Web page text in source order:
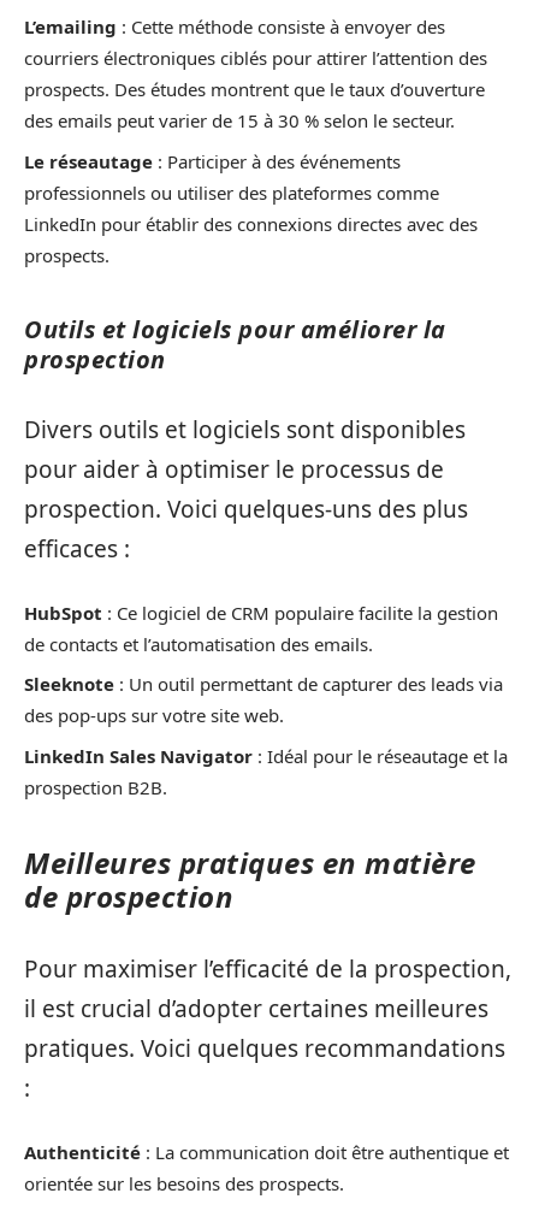
L’emailing : Cette méthode consiste à envoyer des
courriers électroniques ciblés pour attirer l’attention des
prospects. Des études montrent que le taux d’ouverture
des emails peut varier de 15 à 30 % selon le secteur.
Le réseautage : Participer à des événements
professionnels ou utiliser des plateformes comme
LinkedIn pour établir des connexions directes avec des
prospects.
Outils et logiciels pour améliorer la
prospection
Divers outils et logiciels sont disponibles
pour aider à optimiser le processus de
prospection. Voici quelques-uns des plus
efficaces :
HubSpot : Ce logiciel de CRM populaire facilite la gestion
de contacts et l’automatisation des emails.
Sleeknote : Un outil permettant de capturer des leads via
des pop-ups sur votre site web.
LinkedIn Sales Navigator : Idéal pour le réseautage et la
prospection B2B.
Meilleures pratiques en matière
de prospection
Pour maximiser l’efficacité de la prospection,
il est crucial d’adopter certaines meilleures
pratiques. Voici quelques recommandations
:
Authenticité : La communication doit être authentique et
orientée sur les besoins des prospects.